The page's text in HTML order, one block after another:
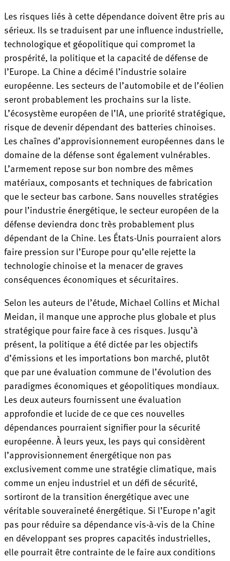
Les risques liés à cette dépendance doivent être pris au
sérieux. Ils se traduisent par une influence industrielle,
technologique et géopolitique qui compromet la
prospérité, la politique et la capacité de défense de
l’Europe. La Chine a décimé l’industrie solaire
européenne. Les secteurs de l’automobile et de l’éolien
seront probablement les prochains sur la liste.
L’écosystème européen de l’IA, une priorité stratégique,
risque de devenir dépendant des batteries chinoises.
Les chaînes d’approvisionnement européennes dans le
domaine de la défense sont également vulnérables.
L’armement repose sur bon nombre des mêmes
matériaux, composants et techniques de fabrication
que le secteur bas carbone. Sans nouvelles stratégies
pour l’industrie énergétique, le secteur européen de la
défense deviendra donc très probablement plus
dépendant de la Chine. Les États-Unis pourraient alors
faire pression sur l’Europe pour qu’elle rejette la
technologie chinoise et la menacer de graves
conséquences économiques et sécuritaires.
Selon les auteurs de l’étude, Michael Collins et Michal
Meidan, il manque une approche plus globale et plus
stratégique pour faire face à ces risques. Jusqu’à
présent, la politique a été dictée par les objectifs
d’émissions et les importations bon marché, plutôt
que par une évaluation commune de l’évolution des
paradigmes économiques et géopolitiques mondiaux.
Les deux auteurs fournissent une évaluation
approfondie et lucide de ce que ces nouvelles
dépendances pourraient signifier pour la sécurité
européenne. À leurs yeux, les pays qui considèrent
l’approvisionnement énergétique non pas
exclusivement comme une stratégie climatique, mais
comme un enjeu industriel et un défi de sécurité,
sortiront de la transition énergétique avec une
véritable souveraineté énergétique. Si l’Europe n’agit
pas pour réduire sa dépendance vis-à-vis de la Chine
en développant ses propres capacités industrielles,
elle pourrait être contrainte de le faire aux conditions